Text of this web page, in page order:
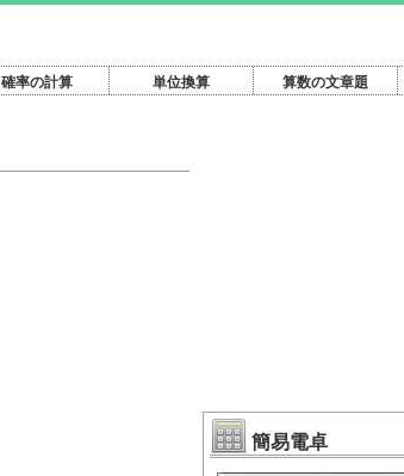
確率の計算 単位換算 算数の文章題
簡易電卓